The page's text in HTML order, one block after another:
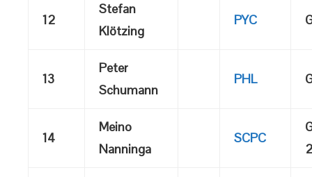
12
Stefan
Klötzing
PYC
13
Peter
Schumann
PHL
14
Meino
Nanninga
SCPC